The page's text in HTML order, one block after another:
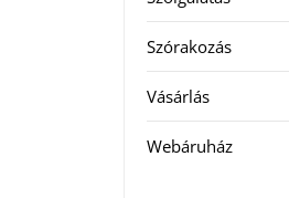
Szórakozás
Vásárlás
Webáruház